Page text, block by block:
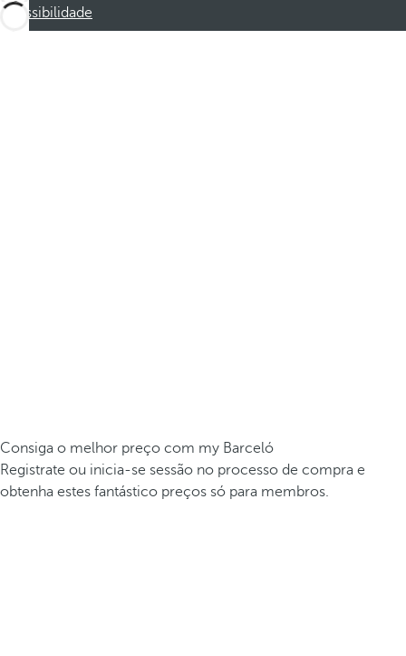
Acessibilidade
Consiga o melhor preço com my Barceló
Registrate ou inicia-se sessão no processo de compra e
obtenha estes fantástico preços só para membros.